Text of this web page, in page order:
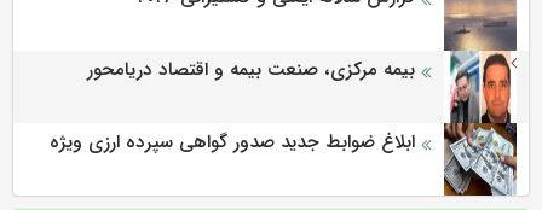
بیمه مرکزی، صنعت بیمه و اقتصاد دریامحور
ابلاغ ضوابط جدید صدور گواهی سپرده ارزی ویژه